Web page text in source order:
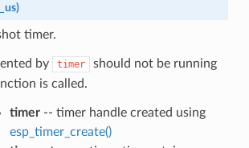
)
timer.
by timer
should not be running
is called.
timer-- timer handle created using
esp_timer_create()